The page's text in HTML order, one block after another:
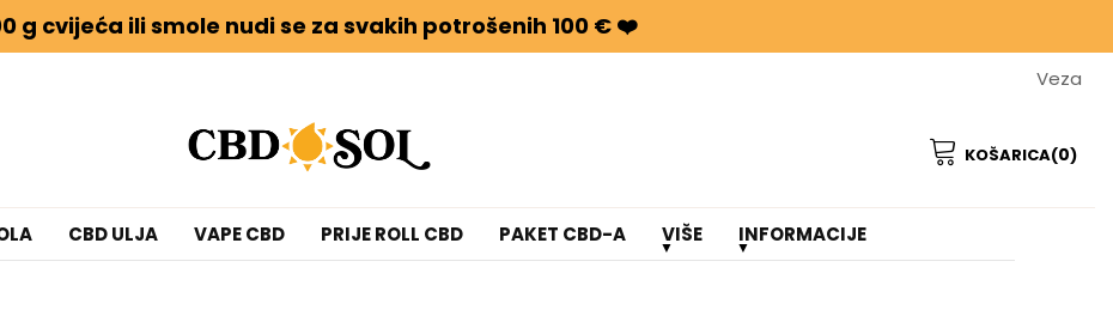
g cvijeća ili smole nudi se za svakih potrošenih 100 € ❤️
Veza
KOŠARICA(0)
CBD ULJA VAPE CBD PRIJE ROLL CBD PAKET CBD-A VIŠE INFORMACIJE